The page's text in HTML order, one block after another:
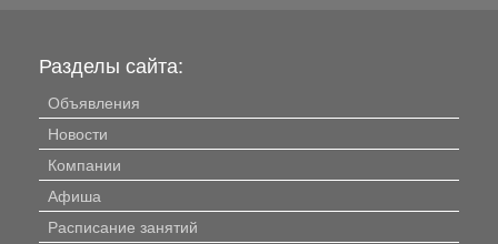
Разделы сайта:
Объявления
Новости
Компании
Афиша
Расписание занятий